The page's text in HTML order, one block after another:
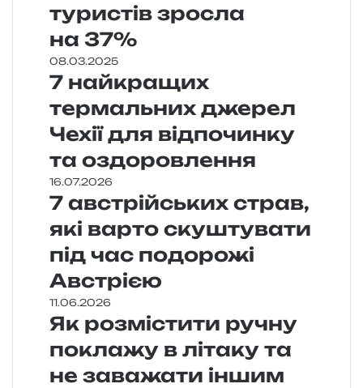
туристів зросла
на 37%
08.03.2025
7 найкращих
термальних джерел
Чехії для відпочинку
та оздоровлення
16.07.2026
7 австрійських страв,
які варто скуштувати
під час подорожі
Австрією
11.06.2026
Як розмістити ручну
поклажу в літаку та
не заважати іншим